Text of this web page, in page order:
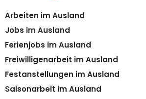
Arbeiten im Ausland
Jobs im Ausland
Ferienjobs im Ausland
Freiwilligenarbeit im Ausland
Festanstellungen im Ausland
Saisonarbeit im Ausland